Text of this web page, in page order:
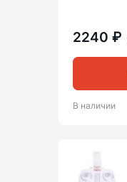
2240 ₽
В наличии